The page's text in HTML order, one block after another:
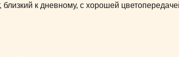
к дневному, с хорошей